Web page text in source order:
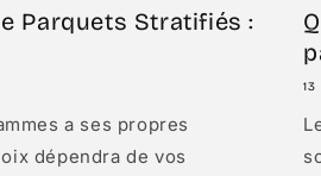
Parquets Stratifiés :
a ses propres
dépendra de vos